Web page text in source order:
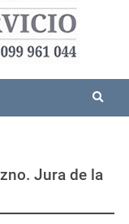
Jura de la